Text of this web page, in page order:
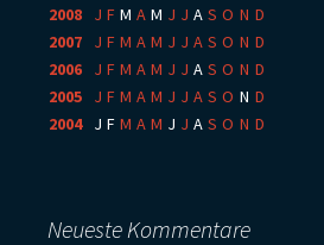
2008
J F M A M J J A S O N D
2007
J F M A M J J A S O N D
2006
J F M A M J J A S O N D
2005
J F M A M J J A S O N D
2004: J F M A M J J A S O N D
Neueste Kommentare